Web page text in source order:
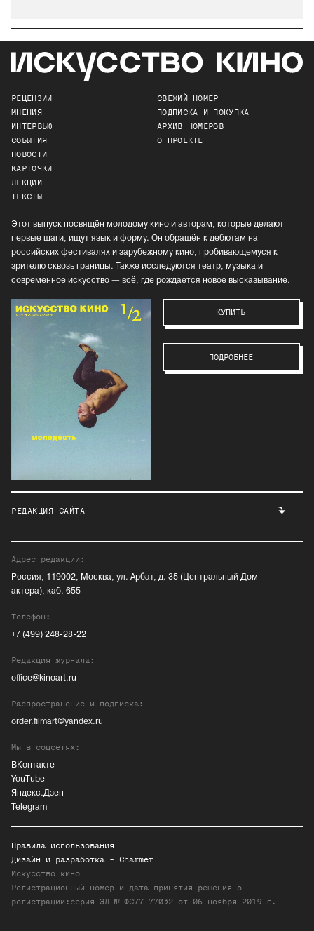
РЕЦЕНЗИИ
МНЕНИЯ
ИНТЕРВЬЮ
СОБЫТИЯ
НОВОСТИ
КАРТОЧКИ
ЛЕКЦИИ
ТЕКСТЫ
СВЕЖИЙ НОМЕР
ПОДПИСКА И ПОКУПКА
АРХИВ НОМЕРОВ
О ПРОЕКТЕ
Этот выпуск посвящён молодому кино и авторам, которые делают
первые шаги, ищут язык и форму. Он обращён к дебютам на
российских фестивалях и зарубежному кино, пробивающемуся к
зрителю сквозь границы. Также исследуются театр, музыка и
современное искусство — всё, где рождается новое высказывание.
КУПИТЬ
ПОДРОБНЕЕ
РЕДАКЦИЯ САЙТА
Адрес редакции:
Россия, 119002, Москва, ул. Арбат, д. 35 (Центральный Дом
актера), каб. 655
Телефон:
+7 (499) 248-28-22
Редакция журнала:
office@kinoart.ru
Распространение и подписка:
order.filmart@yandex.ru
Мы в соцсетях:
ВКонтакте
YouTube
Яндекс.Дзен
Telegram
Правила использования
Дизайн и разработка - Charmer
Искусство кино
Регистрационный номер и дата принятия решения о
регистрации:серия ЭЛ № ФС77-77032 от 06 ноября 2019 г.